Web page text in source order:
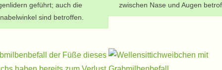
geführt; auch die
sind betroffen.
zwischen Nase und Augen